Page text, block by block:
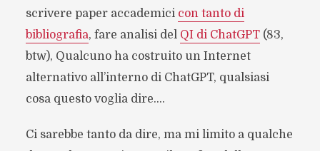
scrivere paper accademici con tanto di
bibliografia, fare analisi del QI di ChatGPT(83,
btw), Qualcuno ha costruito un Internet
alternativo all’interno di ChatGPT, qualsiasi
cosa questo voglia dire….
Ci sarebbe tanto da dire, ma mi limito a qualche